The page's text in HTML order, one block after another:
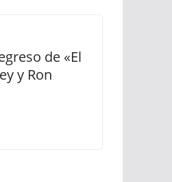
de «El
y Ron